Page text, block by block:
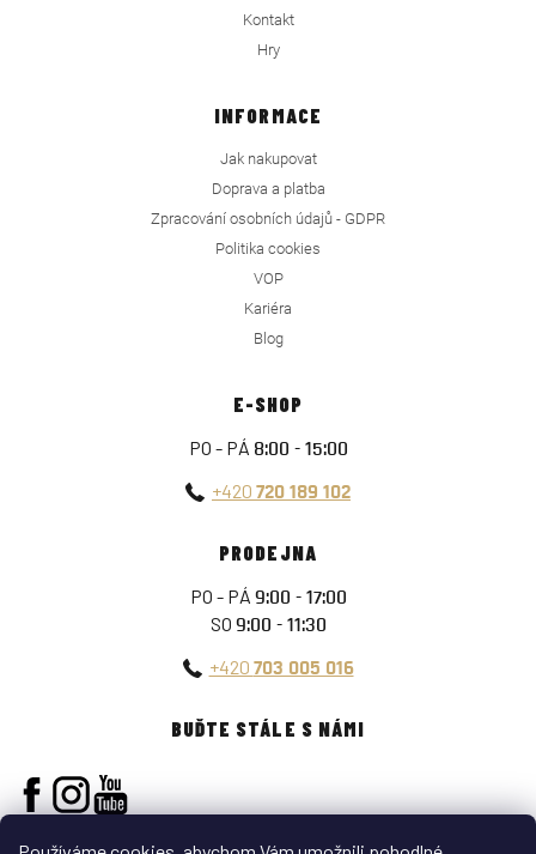
Kontakt
Hry
INFORMACE
Jak nakupovat
Doprava a platba
Zpracování osobních údajů - GDPR
Politika cookies
VOP
Kariéra
Blog
E-SHOP
PO - PÁ 8:00 - 15:00
+420 720 189 102
PRODEJNA
PO - PÁ 9:00 - 17:00
SO 9:00 - 11:30
+420 703 005 016
BUĎTE STÁLE S NÁMI